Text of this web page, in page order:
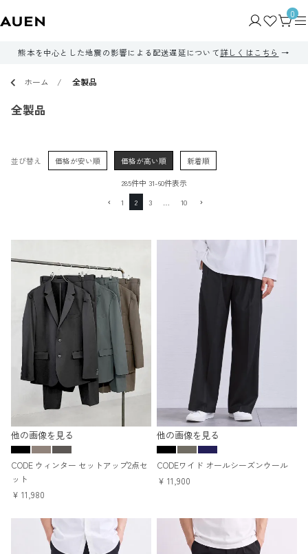
0
熊本を中心とした地震の影響による配送遅延について詳しくはこちら
ホーム 全製品
全製品
並び替え 価格が安い順 価格が高い順
新着順
285件中 31-60件表示
1
2 3 10
他の画像を見る
CODE ウィンター セットアップ2点セ
ット
¥ 11,980
他の画像を見る
CODEワイド オールシーズンウール
¥ 11,900